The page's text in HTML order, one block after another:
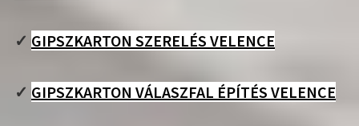
✓ GIPSZKARTON SZERELÉS VELENCE
✓ GIPSZKARTON VÁLASZFAL ÉPÍTÉS VELENCE